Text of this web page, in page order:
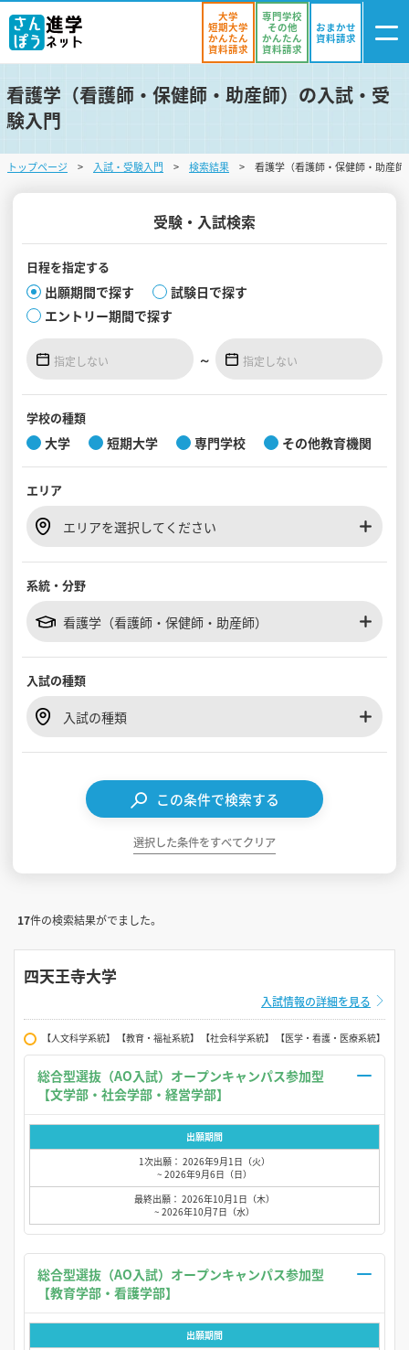
学校を探す
オープンキャンパスを探す
入試・受験入門
見学会WEB手引書
大学
短期大学
かんたん
資料請求
専門学校
その他
かんたん
資料請求
おまかせ
資料請求
看護学（看護師・保健師・助産師）の入試・受
験入門
トップページ 入試・受験入門 検索結果 看護学（看護師・保健師・助産
受験・入試検索
日程を指定する
出願期間で探す
試験日で探す
エントリー期間で探す
～
学校の種類
大学 短期大学 専門学校 その他教育機関
エリア
エリアを選択してください
系統・分野
看護学（看護師・保健師・助産師）
入試の種類
入試の種類
この条件で検索する
選択した条件をすべてクリア
17件の検索結果がでました。
四天王寺大学
入試情報の詳細を見る
【人文科学系統】 【教育・福祉系統】 【社会科学系統】 【医学・看護・医療系統】
総合型選抜（AO入試）オープンキャンパス参加型
出願期間
1次出願： 2026年9月1日（火）
~ 2026年9月6日（日）
最終出願： 2026年10月1日（木）
~ 2026年10月7日（水）
総合型選抜（AO入試）オープンキャンパス参加型
出願期間